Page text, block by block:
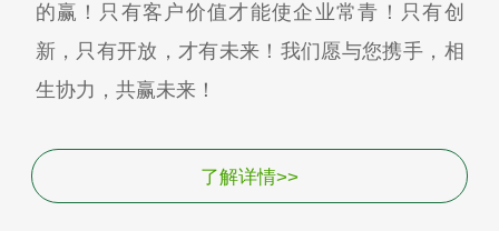
的赢！只有客户价值才能使企业常青！只有创
新，只有开放，才有未来！我们愿与您携手，相
生协力，共赢未来！
了解详情>>